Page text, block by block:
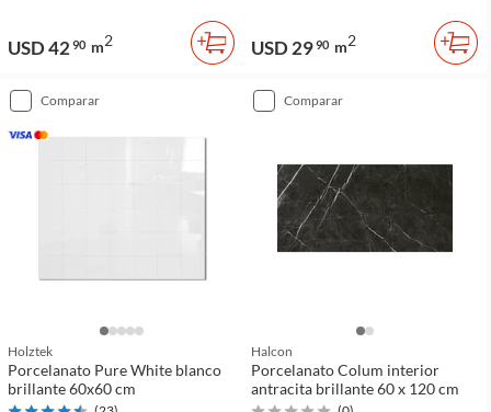
USD 4290 m2 USD 2990 m2
comparar
Holztek
Porcelanato Pure White blanco
brillante 60x60 cm
comparar
Halcon
Porcelanato Colum interior
antracita brillante 60 x 120 cm